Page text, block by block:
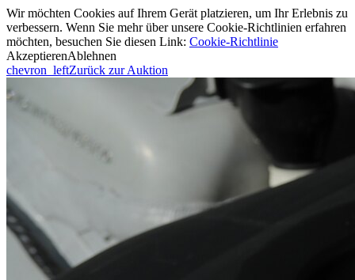
Wir möchten Cookies auf Ihrem Gerät platzieren, um Ihr Erlebnis zu
verbessern. Wenn Sie mehr über unsere Cookie-Richtlinien erfahren
möchten, besuchen Sie diesen Link: Cookie-Richtlinie
AkzeptierenAblehnen
chevron_leftZurück zur Auktion